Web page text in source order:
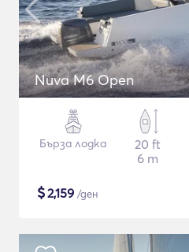
Nuva M6 Open
Бърза лодка
20 ft
6 m
$2,159 /ден